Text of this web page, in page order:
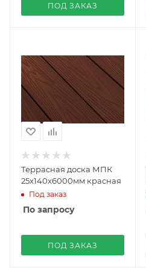
ПОД ЗАКАЗ
Террасная доска МПК
25х140х6000мм красная
Под заказ
По запросу
ПОД ЗАКАЗ